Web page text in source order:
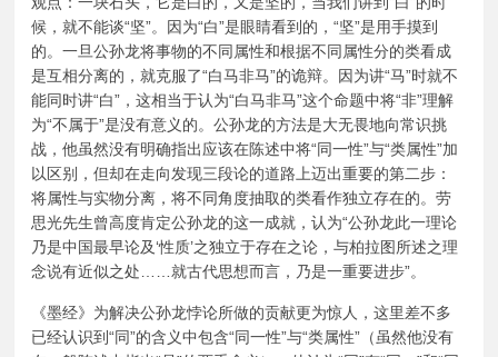
候，就不能谈“坚”。因为“白”是眼睛看到的，“坚”是用手摸到
的。一旦公孙龙将事物的不同属性和根据不同属性分的类看成
是互相分离的，就克服了“白马非马”的诡辩。因为讲“马”时就不
能同时讲“白”，这相当于认为“白马非马”这个命题中将“非”理解
为“不属于”是没有意义的。公孙龙的方法是大无畏地向常识挑
战，他虽然没有明确指出应该在陈述中将“同一性”与“类属性”加
以区别，但却在走向发现三段论的道路上迈出重要的第二步：
将属性与实物分离，将不同角度抽取的类看作独立存在的。劳
思光先生曾高度肯定公孙龙的这一成就，认为“公孙龙此一理论
乃是中国最早论及‘性质’之独立于存在之论，与柏拉图所述之理
念说有近似之处……就古代思想而言，乃是一重要进步”。
《墨经》为解决公孙龙悖论所做的贡献更为惊人，这里差不多
已经认识到“同”的含义中包含“同一性”与“类属性”（虽然他没有